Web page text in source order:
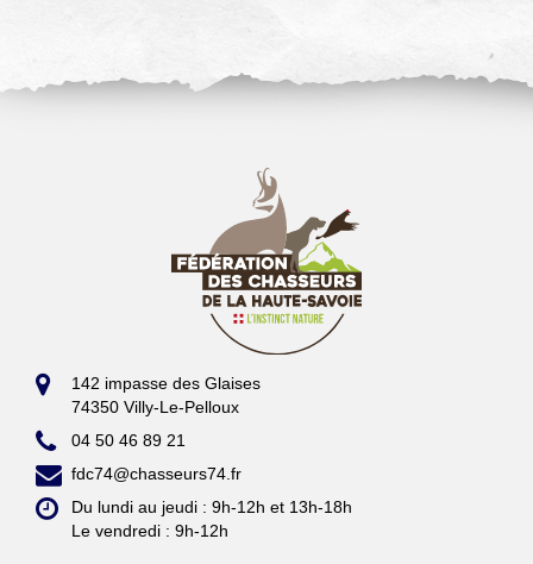
142 impasse des Glaises
74350 Villy-Le-Pelloux
04 50 46 89 21
fdc74@chasseurs74.fr
Du lundi au jeudi : 9h-12h et 13h-18h
Le vendredi : 9h-12h